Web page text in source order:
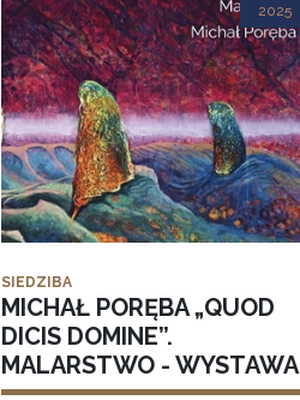
2025
SIEDZIBA
MICHAŁ PORĘBA „QUOD
DICIS DOMINE”.
MALARSTWO - WYSTAWA